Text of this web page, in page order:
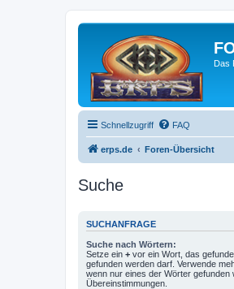
Das
Schnellzugriff FAQ
erps.de Foren-Übersicht
Suche
SUCHANFRAGE
Suche nach Wörtern:
Setze ein + vor ein Wort, das
gefunden werden darf. Verwende
wenn nur eines der Wörter
Übereinstimmungen.